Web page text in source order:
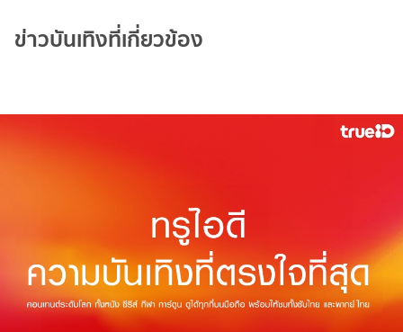
ข่าวบันเทิงที่เกี่ยวข้อง